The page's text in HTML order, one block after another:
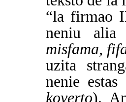
“la firmao
neniu
misfama,
uzita
nenie
koverto).